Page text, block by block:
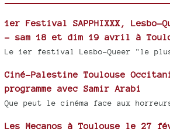
1er Festival SAPPHIXXX,
- sam 18 et dim 19 avril à
Le 1er festival Lesbo-Queer "le
Ciné-Palestine Toulouse
programme avec Samir Arabi
Que peut le cinéma face aux
Les Mecanos à Toulouse le 27